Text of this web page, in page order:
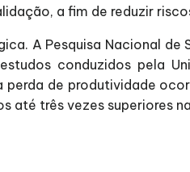
a fim de reduzir
A Pesquisa Nacional de
conduzidos pela
perda de produtividade
até três vezes superiores